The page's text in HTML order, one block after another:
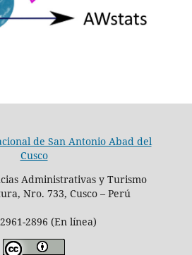
de San Antonio Abad del
Cusco
Administrativas y Turismo
Nro. 733, Cusco – Perú
2896 (En línea)